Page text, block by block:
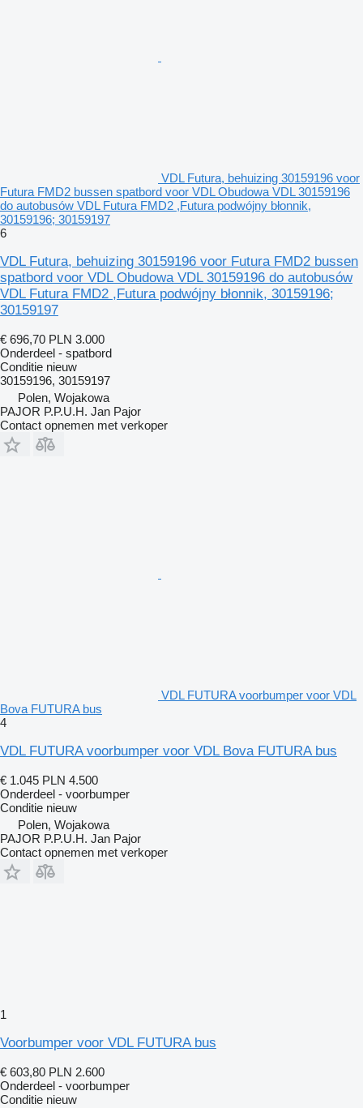
VDL Futura, behuizing 30159196 voor
Futura FMD2 bussen spatbord voor VDL Obudowa VDL 30159196
do autobusów VDL Futura FMD2 ,Futura podwójny błonnik,
30159196; 30159197
6
VDL Futura, behuizing 30159196 voor Futura FMD2 bussen
spatbord voor VDL Obudowa VDL 30159196 do autobusów
VDL Futura FMD2 ,Futura podwójny błonnik, 30159196;
30159197
€ 696,70 PLN 3.000
Onderdeel - spatbord
Conditie nieuw
30159196, 30159197
Polen, Wojakowa
PAJOR P.P.U.H. Jan Pajor
Contact opnemen met verkoper
VDL FUTURA voorbumper voor VDL
Bova FUTURA bus
4
VDL FUTURA voorbumper voor VDL Bova FUTURA bus
€ 1.045 PLN 4.500
Onderdeel - voorbumper
Conditie nieuw
Polen, Wojakowa
PAJOR P.P.U.H. Jan Pajor
Contact opnemen met verkoper
1
Voorbumper voor VDL FUTURA bus
€ 603,80 PLN 2.600
Onderdeel - voorbumper
Conditie nieuw